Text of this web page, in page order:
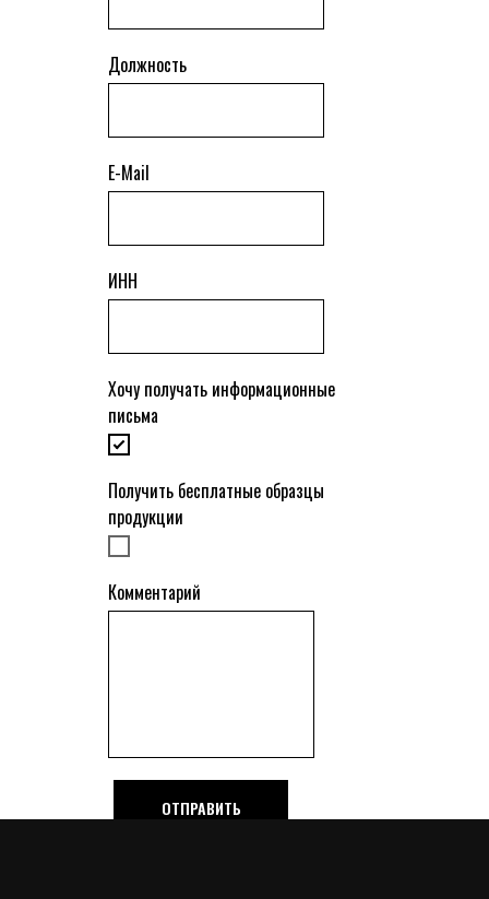
Должность
E-Mail
ИНН
Хочу получать информационные
письма
Получить бесплатные образцы
продукции
Комментарий
ОТПРАВИТЬ